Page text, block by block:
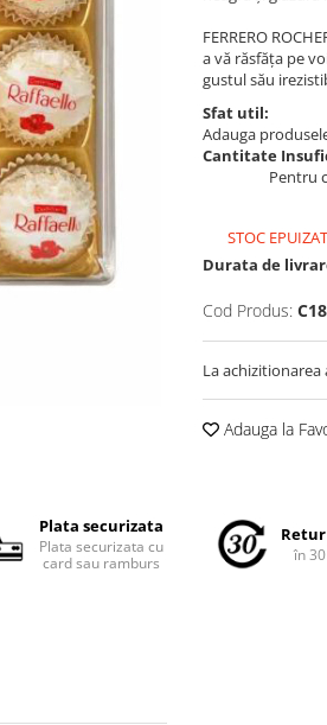
FERRERO
a vă răsfăța pe
gustul său
Sfat util:
Adauga
Cantitate
Pentru
STOC EPUIZAT
Durata de
Cod Produs:
La
Adauga la
Plata securizata
Plata securizata cu
card sau ramburs
în